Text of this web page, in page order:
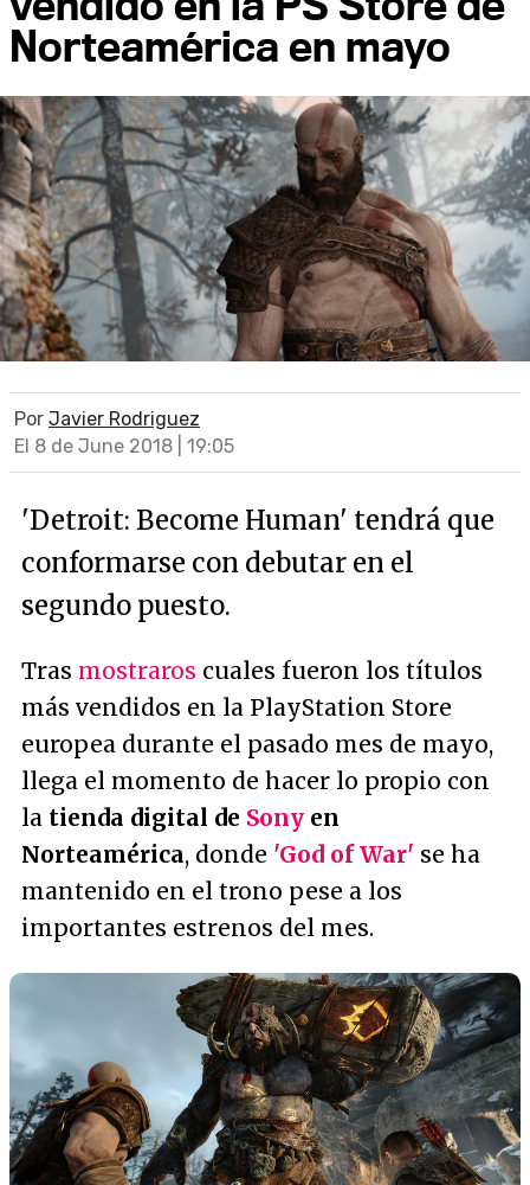
Norteamérica en mayo
Por Javier Rodriguez
El 8 de June 2018 | 19:05
'Detroit: Become Human' tendrá que
conformarse con debutar en el
segundo puesto.
Tras mostraros cuales fueron los títulos
más vendidos en la PlayStation Store
europea durante el pasado mes de mayo,
llega el momento de hacer lo propio con
la tienda digital de Sony en
Norteamérica, donde 'God of War' se ha
mantenido en el trono pese a los
importantes estrenos del mes.